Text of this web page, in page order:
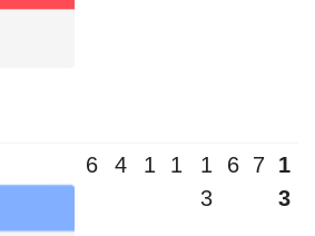
6 4 1 1
1
3
6 7
1
3